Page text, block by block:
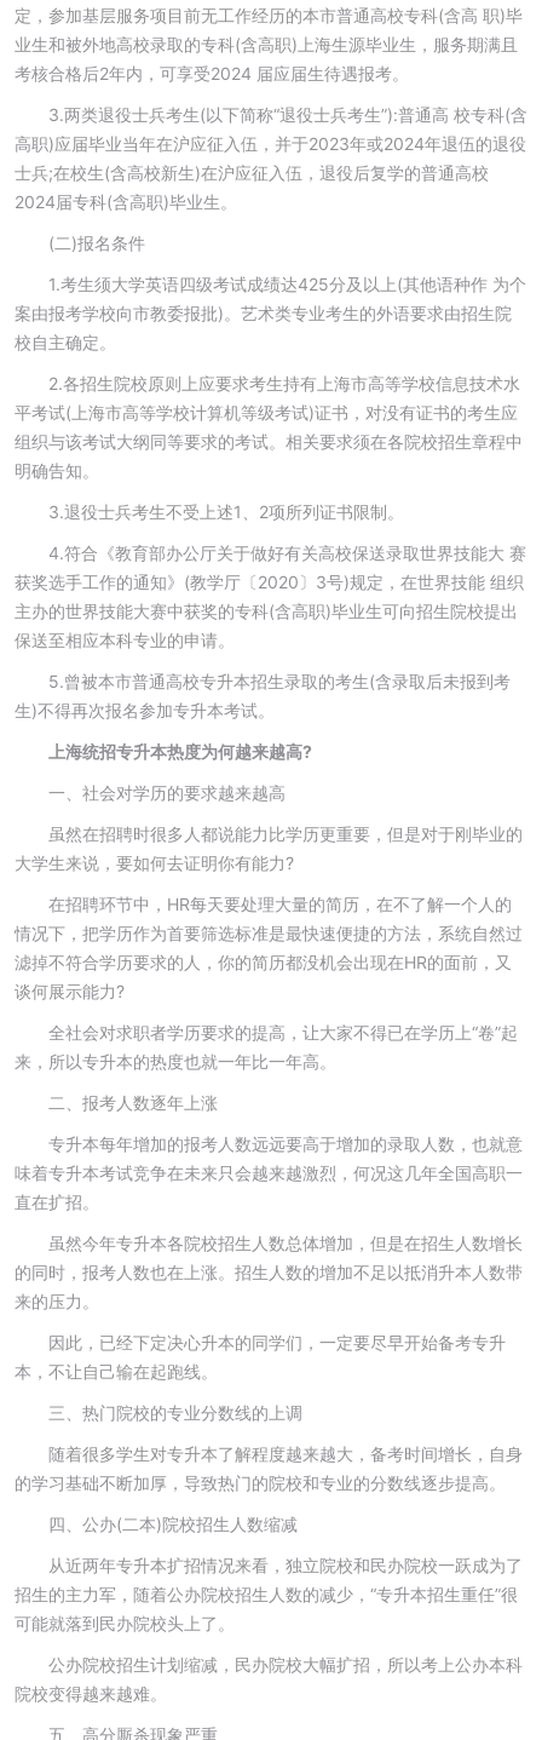
定，参加基层服务项目前无工作经历的本市普通高校专科(含高 职)毕
业生和被外地高校录取的专科(含高职)上海生源毕业生，服务期满且
考核合格后2年内，可享受2024 届应届生待遇报考。
3.两类退役士兵考生(以下简称“退役士兵考生”):普通高 校专科(含
高职)应届毕业当年在沪应征入伍，并于2023年或2024年退伍的退役
士兵;在校生(含高校新生)在沪应征入伍，退役后复学的普通高校
2024届专科(含高职)毕业生。
(二)报名条件
1.考生须大学英语四级考试成绩达425分及以上(其他语种作 为个
案由报考学校向市教委报批)。艺术类专业考生的外语要求由招生院
校自主确定。
2.各招生院校原则上应要求考生持有上海市高等学校信息技术水
平考试(上海市高等学校计算机等级考试)证书，对没有证书的考生应
组织与该考试大纲同等要求的考试。相关要求须在各院校招生章程中
明确告知。
3.退役士兵考生不受上述1、2项所列证书限制。
4.符合《教育部办公厅关于做好有关高校保送录取世界技能大 赛
获奖选手工作的通知》(教学厅〔2020〕3号)规定，在世界技能 组织
主办的世界技能大赛中获奖的专科(含高职)毕业生可向招生院校提出
保送至相应本科专业的申请。
5.曾被本市普通高校专升本招生录取的考生(含录取后未报到考
生)不得再次报名参加专升本考试。
上海统招专升本热度为何越来越高?
一、社会对学历的要求越来越高
虽然在招聘时很多人都说能力比学历更重要，但是对于刚毕业的
大学生来说，要如何去证明你有能力?
在招聘环节中，HR每天要处理大量的简历，在不了解一个人的
情况下，把学历作为首要筛选标准是最快速便捷的方法，系统自然过
滤掉不符合学历要求的人，你的简历都没机会出现在HR的面前，又
谈何展示能力?
全社会对求职者学历要求的提高，让大家不得已在学历上“卷”起
来，所以专升本的热度也就一年比一年高。
二、报考人数逐年上涨
专升本每年增加的报考人数远远要高于增加的录取人数，也就意
味着专升本考试竞争在未来只会越来越激烈，何况这几年全国高职一
直在扩招。
虽然今年专升本各院校招生人数总体增加，但是在招生人数增长
的同时，报考人数也在上涨。招生人数的增加不足以抵消升本人数带
来的压力。
因此，已经下定决心升本的同学们，一定要尽早开始备考专升
本，不让自己输在起跑线。
三、热门院校的专业分数线的上调
随着很多学生对专升本了解程度越来越大，备考时间增长，自身
的学习基础不断加厚，导致热门的院校和专业的分数线逐步提高。
四、公办(二本)院校招生人数缩减
从近两年专升本扩招情况来看，独立院校和民办院校一跃成为了
招生的主力军，随着公办院校招生人数的减少，“专升本招生重任”很
可能就落到民办院校头上了。
公办院校招生计划缩减，民办院校大幅扩招，所以考上公办本科
院校变得越来越难。
五、高分厮杀现象严重